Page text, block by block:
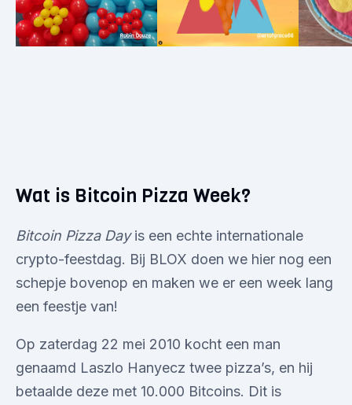
Wat is Bitcoin Pizza Week?
Bitcoin Pizza Dayis een echte internationale
crypto-feestdag. Bij BLOX doen we hier nog een
schepje bovenop en maken we er een week lang
een feestje van!
Op zaterdag 22 mei 2010 kocht een man
genaamd Laszlo Hanyecz twee pizza’s, en hij
betaalde deze met 10.000 Bitcoins. Dit is